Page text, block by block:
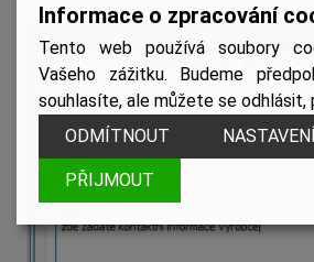
Informace o zpracování
Tento web používá soubory
Vašeho zážitku. Budeme
souhlasíte, ale můžete se odhlásit,
ODMÍTNOUT
PŘIJMOUT